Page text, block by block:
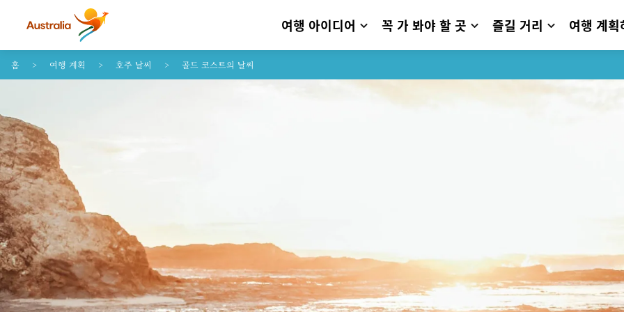
콘텐트로 건너뛰기
꼬리말 내비게이션으로 건너뛰기
여행 아이디어 꼭 가 봐야 할 곳 즐길 거리 여행 계획
홈 여행 계획 호주 날씨 골드 코스트의 날씨